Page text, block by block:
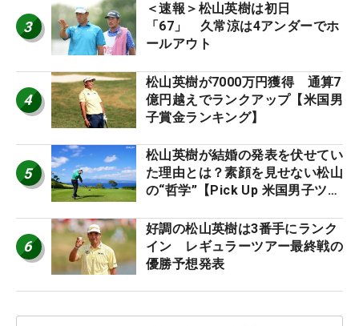
3
＜速報＞松山英樹は初日
「67」 久常涼は4アンダーでホ
ールアウト
4
松山英樹が7000万円獲得 通算7
億円越えでランクアップ【米国男
子賞金ランキング】
5
松山英樹が結婚の発表を伏せてい
た理由とは？素顔を見せない松山
の“哲学”【Pick Up 米国男子ツア
6
好調の松山英樹は3番手にランク
イン レギュラーツアー最終戦の
優勝予想発表